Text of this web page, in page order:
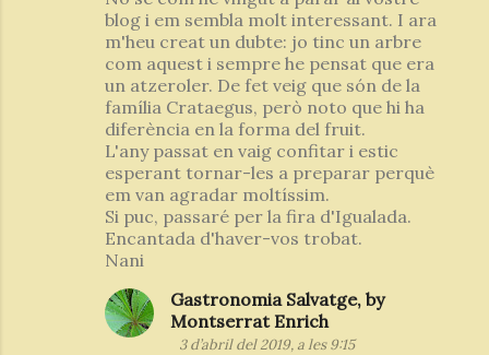
blog i em sembla molt interessant. I ara
m'heu creat un dubte: jo tinc un arbre
com aquest i sempre he pensat que era
un atzeroler. De fet veig que són de la
família Crataegus, però noto que hi ha
diferència en la forma del fruit.
L'any passat en vaig confitar i estic
esperant tornar-les a preparar perquè
em van agradar moltíssim.
Si puc, passaré per la fira d'Igualada.
Encantada d'haver-vos trobat.
Nani
Gastronomia Salvatge, by
Montserrat Enrich
3 d’abril del 2019, a les 9:15